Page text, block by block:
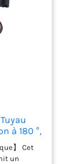
à 180 °,
et
】 Cet
un